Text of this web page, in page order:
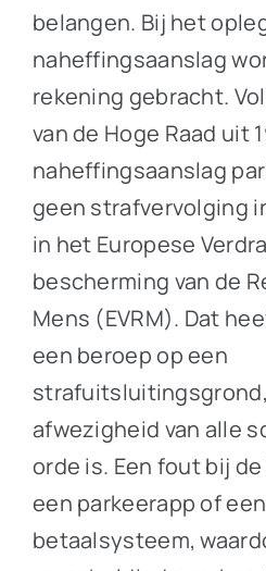
belangen. Bij het
naheffingsaanslag
rekening gebracht.
van de Hoge Raad uit
naheffingsaanslag
geen strafvervolging
in het Europese
bescherming van de
Mens (EVRM). Dat
een beroep op een
afwezigheid van alle
orde is. Een fout bij
een parkeerapp of
betaalsysteem,